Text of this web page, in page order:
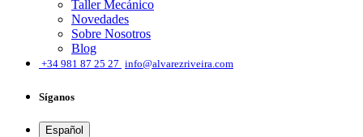
Taller Mecánico
Novedades
Sobre Nosotros
Blog
+34 981 87 25 27 info@alvarezriveira.com
Síganos
Español